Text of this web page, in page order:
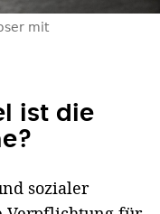
mit
ist die
sozialer